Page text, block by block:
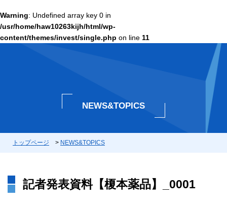
Warning: Undefined array key 0 in
/usr/home/haw10263kijh/html/wp-
content/themes/invest/single.php on line 11
NEWS&TOPICS
トップページ > NEWS&TOPICS
記者発表資料【榎本薬品】_0001